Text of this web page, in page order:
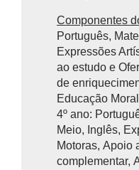
Componentes
Português,
Expressões
ao estudo e
de
Educação
4º ano:
Meio, Inglês,
Motoras, Apoio
complementar,